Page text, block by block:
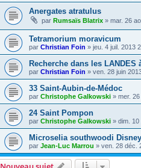
Anergates atratulus
par Rumsaïs Blatrix » mar. 26
Tetramorium moravicum
par Christian Foin » jeu. 4 juil. 2013
Recherche dans les
par Christian Foin » ven. 28 juin
33 Saint-Aubin-de-Médoc
par Christophe Galkowski » mer. 26
24 Saint Pompon
par Christophe Galkowski » dim. 10
Microselia southwoodi
par Jean-Luc Marrou » ven. 28 déc.